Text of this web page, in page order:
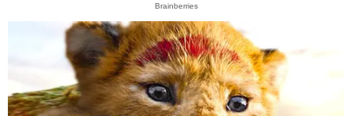
Brainberries